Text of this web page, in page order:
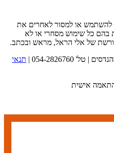
להשתמש או למסור לאחרים את
בהם כל שימוש מסחרי או לא
של אלי הראל, מראש ובכתב.
054-2826760 |
תנאי
אישית